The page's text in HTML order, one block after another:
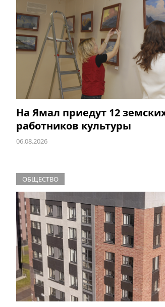
На Ямал приедут 12
работников культуры
06.08.2026
ОБЩЕСТВО